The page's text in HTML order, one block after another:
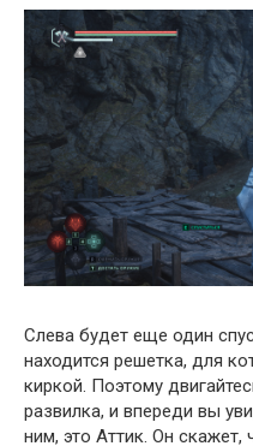
Слева будет еще один
находится решетка, для
киркой. Поэтому
развилка, и впереди вы
ним, это Аттик. Он скажет,